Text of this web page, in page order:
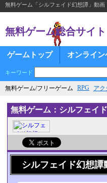
無料ゲーム「シルフェイド幻想譚」動
無料ゲーム総合サイト
ゲームトップ オンライン
キーワード
無料ゲーム/フリーゲーム RPG アク
無料ゲーム：シルフェイ
シルフェイド幻想譚